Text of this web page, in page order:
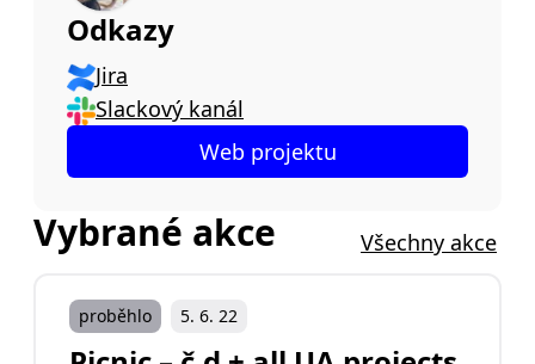
Odkazy
Jira
Slackový kanál
Web projektu
Vybrané akce Všechny akce
proběhlo 5. 6. 22